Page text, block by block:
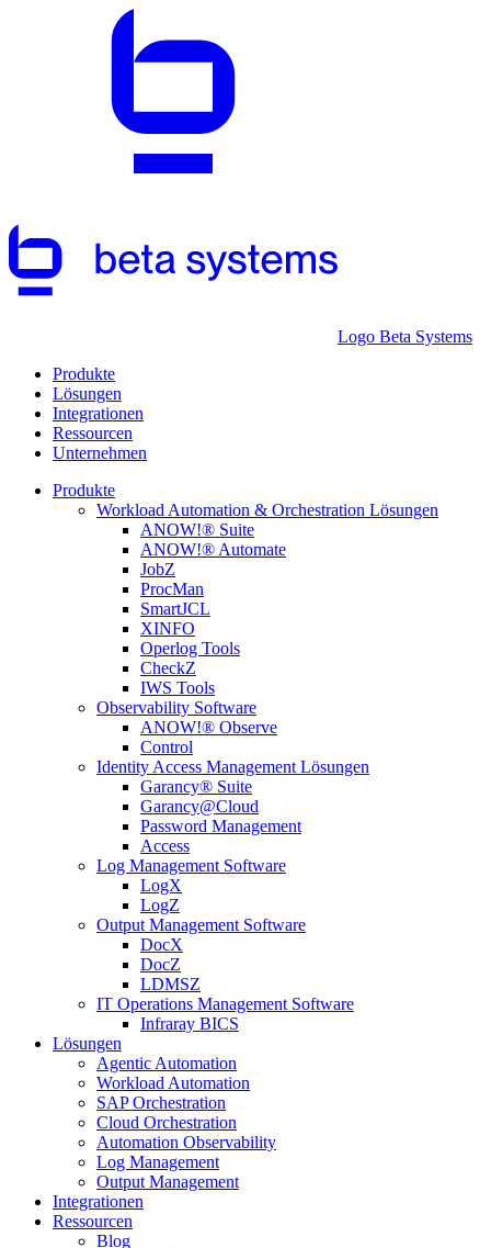
Logo Beta Systems
Produkte
Lösungen
Integrationen
Ressourcen
Unternehmen
Produkte
Workload Automation & Orchestration Lösungen
ANOW!® Suite
ANOW!® Automate
JobZ
ProcMan
SmartJCL
XINFO
Operlog Tools
CheckZ
IWS Tools
Observability Software
ANOW!® Observe
Control
Identity Access Management Lösungen
Garancy® Suite
Garancy@Cloud
Password Management
Access
Log Management Software
LogX
LogZ
Output Management Software
DocX
DocZ
LDMSZ
IT Operations Management Software
Infraray BICS
Lösungen
Agentic Automation
Workload Automation
SAP Orchestration
Cloud Orchestration
Automation Observability
Log Management
Output Management
Integrationen
Ressourcen
Blog